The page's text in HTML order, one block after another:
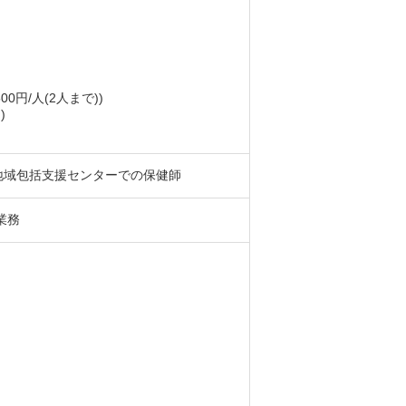
円/人(2人まで))
包括支援センターでの保健師
務